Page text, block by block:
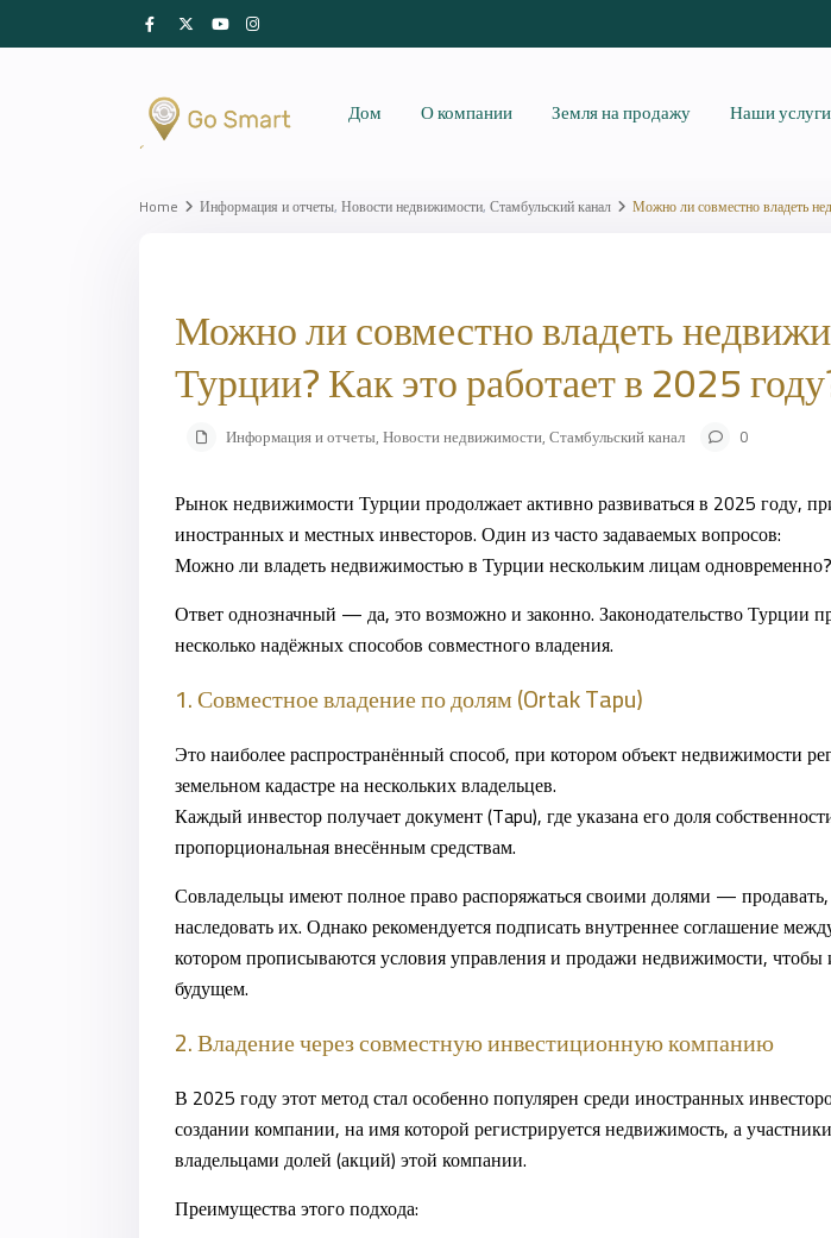
Дом О компании Земля на продажу Наши услуги
Home Информация и отчеты,Новости недвижимости,Стамбульский канал Можно ли совместно владеть
Можно ли совместно владеть
Турции? Как это работает в 2025
Информация и отчеты,Новости недвижимости,Стамбульский канал 0
Рынок недвижимости Турции продолжает активно развиваться в 2025 году,
иностранных и местных инвесторов. Один из часто задаваемых вопросов:
Можно ли владеть недвижимостью в Турции нескольким лицам одновременно?
Ответ однозначный —да, это возможно и законно. Законодательство Турции
несколько надёжных способов совместного владения.
1. Совместное владение по долям (Ortak Tapu)
Это наиболее распространённый способ, при котором объект недвижимости
земельном кадастре на нескольких владельцев.
Каждый инвестор получает документ (Tapu), где указана его доля
пропорциональная внесённым средствам.
Совладельцы имеют полное право распоряжаться своими долями —
наследовать их. Однако рекомендуется подписать внутреннее соглашение
котором прописываются условия управления и продажи недвижимости, чтобы
будущем.
2. Владение через совместную инвестиционную компанию
В 2025 году этот метод стал особенно популярен среди иностранных
создании компании, на имя которой регистрируется недвижимость, а
владельцами долей (акций) этой компании.
Преимущества этого подхода: